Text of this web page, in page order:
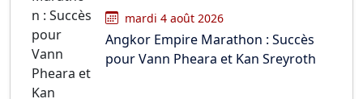
mardi 4 août 2026
Angkor Empire Marathon : Succès
pour Vann Pheara et Kan Sreyroth